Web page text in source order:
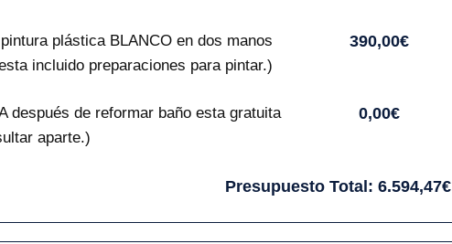
plástica BLANCO en dos manos
incluido preparaciones para pintar.)
390,00€
después de reformar baño esta gratuita
aparte.)
0,00€
Presupuesto Total: 6.594,47€